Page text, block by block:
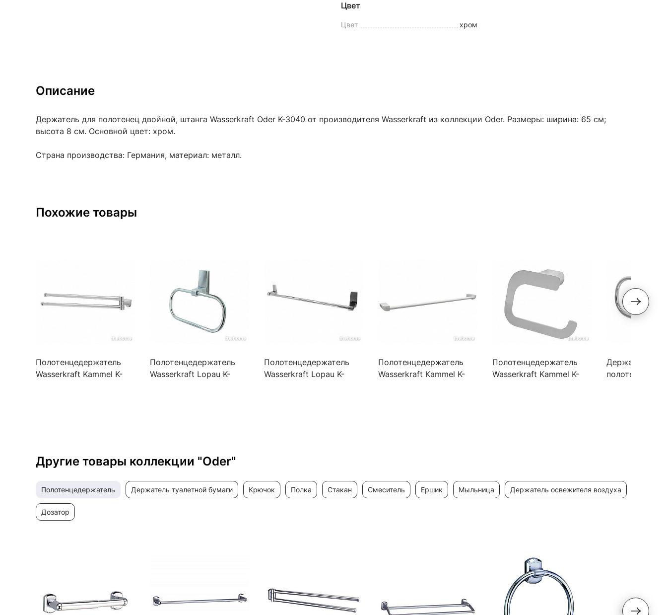
Цвет
Цвет хром
Описание
Держатель для полотенец двойной, штанга Wasserkraft Oder K-3040 от производителя Wasserkraft из коллекции Oder. Размеры: ширина: 65 см;
высота 8 см. Основной цвет: хром.
Страна производства: Германия, материал: металл.
Похожие товары
Полотенцедержатель
Wasserkraft Kammel K-
Полотенцедержатель
Wasserkraft Lopau K-
Полотенцедержатель
Wasserkraft Lopau K-
Полотенцедержатель
Wasserkraft Kammel K-
Полотенцедержатель
Wasserkraft Kammel K-
Держатель для
полотенец
Другие товары коллекции "Oder"
полотенцедержатель держатель туалетной бумаги крючок полка стакан смеситель ершик мыльница держатель освежителя воздуха
дозатор